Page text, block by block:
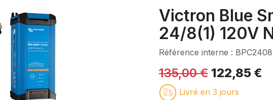
Victron Blue
24/8(1) 120V
Référence interne :
135,00€ 122,85 €
Livré en 3 jours